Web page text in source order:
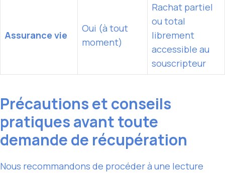
Assurance vie
Oui (à tout
moment)
Rachat partiel
ou total
librement
accessible au
souscripteur
Précautions et conseils
pratiques avant toute
demande de récupération
Nous recommandons de procéder à une lecture